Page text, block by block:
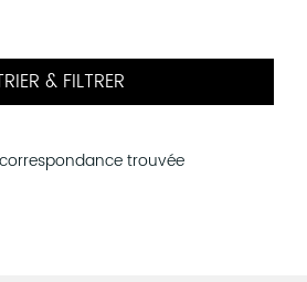
& FILTRER
trouvée